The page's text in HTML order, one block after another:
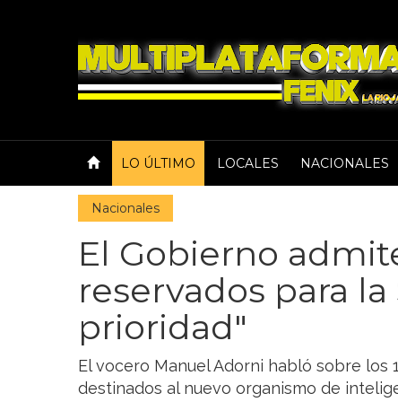
LO ÚLTIMO LOCALES NACIONALES
Nacionales
El Gobierno
reservados para
prioridad"
El vocero Manuel Adorni habló sobre los
destinados al nuevo organismo de